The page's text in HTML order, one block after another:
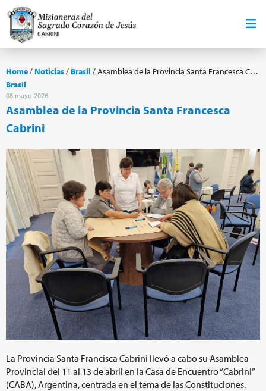
Home/ Noticias/ Brasil /Asamblea de la Provincia Santa Francesca Cabrini
Brasil
08 mayo 2026
Asamblea de la Provincia Santa Francesca
Cabrini
La Provincia Santa Francisca Cabrini llevó a cabo su Asamblea
Provincial del 11 al 13 de abril en la Casa de Encuentro “Cabrini”
(CABA), Argentina, centrada en el tema de las Constituciones.